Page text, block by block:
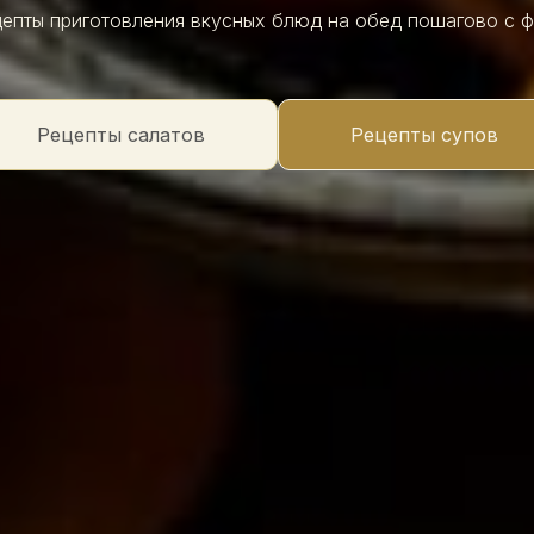
приготовления вкусных блюд на обед пошагово с
Рецепты салатов Рецепты супов